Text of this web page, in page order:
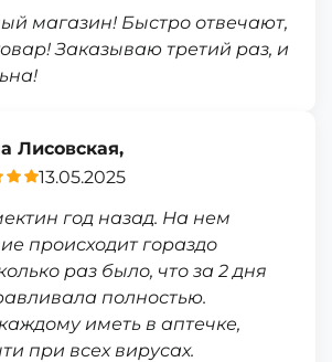
магазин! Быстро отвечают,
Заказываю третий раз, и
Лисовская,
13.05.2025
год назад. На нем
происходит гораздо
раз было, что за 2 дня
полностью.
иметь в аптечке,
при всех вирусах.